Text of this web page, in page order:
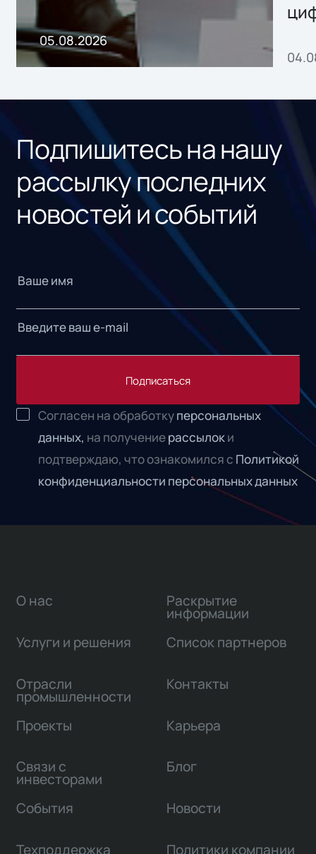
05.08.2026
Подпишитесь на нашу
рассылку последних
новостей и событий
Подписаться
Согласен на обработкуперсональных
данных, на получениерассылоки
подтверждаю, что ознакомился с Политикой
конфиденциальности персональных данных
О нас
Услуги и решения
Отрасли
промышленности
Проекты
Связи с
инвесторами
Раскрытие
информации
Список партнеров
Контакты
Карьера
Блог
События Новости
Техподдержка Политики компании